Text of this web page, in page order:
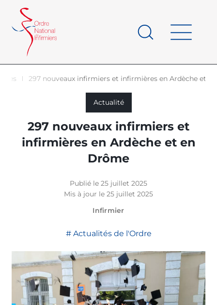
contenu
principal
d'Ariane297 nouveaux infirmiers et infirmières en Ardèche et
Actualité
297 nouveaux infirmiers et
infirmières en Ardèche et en
Drôme
Publié le 25 juillet 2025
Mis à jour le 25 juillet 2025
Infirmier
Actualités de l'Ordre
page
Panneau de gestion des cookies